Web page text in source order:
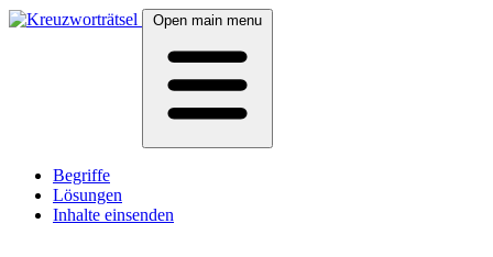
Open main menu
Begriffe
Lösungen
Inhalte einsenden